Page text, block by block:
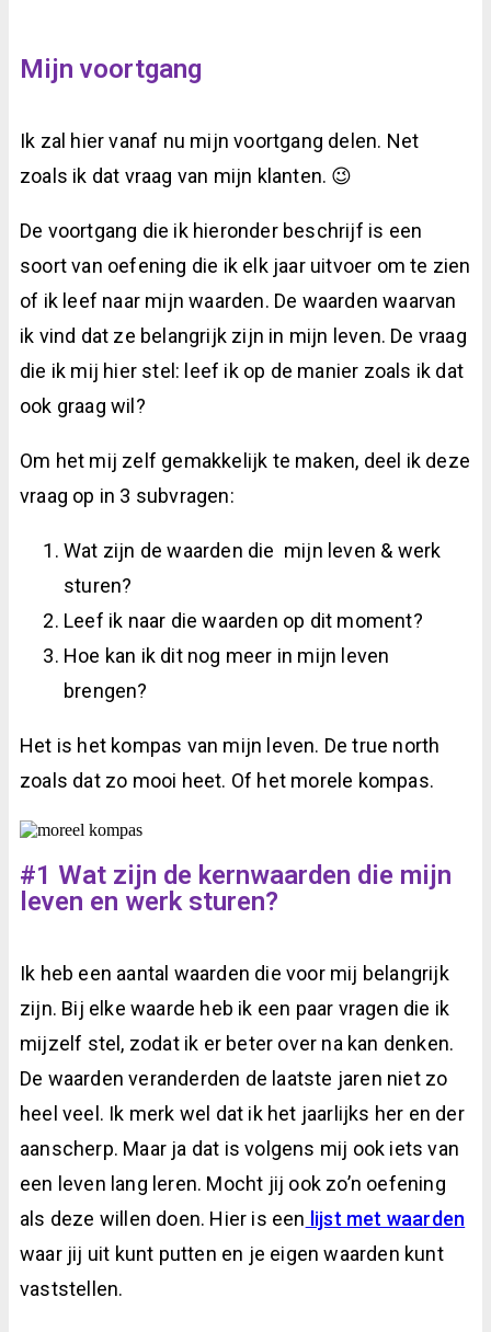
Mijn voortgang
Ik zal hier vanaf nu mijn voortgang delen. Net
zoals ik dat vraag van mijn klanten. 😉
De voortgang die ik hieronder beschrijf is een
soort van oefening die ik elk jaar uitvoer om te zien
of ik leef naar mijn waarden. De waarden waarvan
ik vind dat ze belangrijk zijn in mijn leven. De vraag
die ik mij hier stel: leef ik op de manier zoals ik dat
ook graag wil?
Om het mij zelf gemakkelijk te maken, deel ik deze
vraag op in 3 subvragen:
Wat zijn de waarden die mijn leven & werk
sturen?
Leef ik naar die waarden op dit moment?
Hoe kan ik dit nog meer in mijn leven
brengen?
Het is het kompas van mijn leven. De true north
zoals dat zo mooi heet. Of het morele kompas.
#1 Wat zijn de kernwaarden die mijn
leven en werk sturen?
Ik heb een aantal waarden die voor mij belangrijk
zijn. Bij elke waarde heb ik een paar vragen die ik
mijzelf stel, zodat ik er beter over na kan denken.
De waarden veranderden de laatste jaren niet zo
heel veel. Ik merk wel dat ik het jaarlijks her en der
aanscherp. Maar ja dat is volgens mij ook iets van
een leven lang leren. Mocht jij ook zo’n oefening
als deze willen doen. Hier is een lijst met waarden
waar jij uit kunt putten en je eigen waarden kunt
vaststellen.